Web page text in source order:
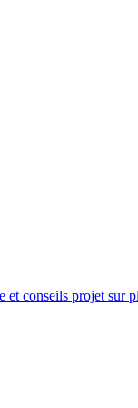
et conseils projet sur